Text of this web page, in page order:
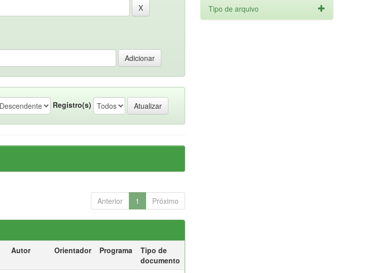
Registro(s)
Anterior 1 Próximo
Autor Orientador Programa
Tipo de
documento
Tipo de arquivo